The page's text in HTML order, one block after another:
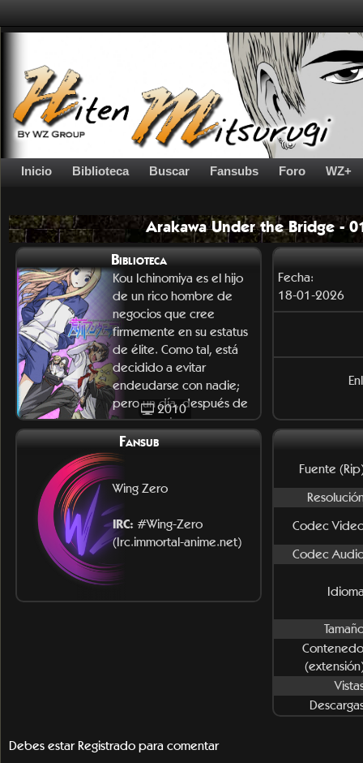
Inicio Biblioteca Buscar Fansubs Foro WZ+
Arakawa Under the Bridge -
Biblioteca
2010
Kou Ichinomiya es el hijo
de un rico hombre de
negocios que cree
firmemente en su estatus
de élite. Como tal, está
decidido a evitar
endeudarse con nadie;
pero un día, después de
un encuentro con unos n
Fansub
Wing Zero
IRC: #Wing-Zero
(Irc.immortal-anime.net)
Fecha:
18-01-2026
Fuente
Codec
Codec
Debes estar Registrado para comentar